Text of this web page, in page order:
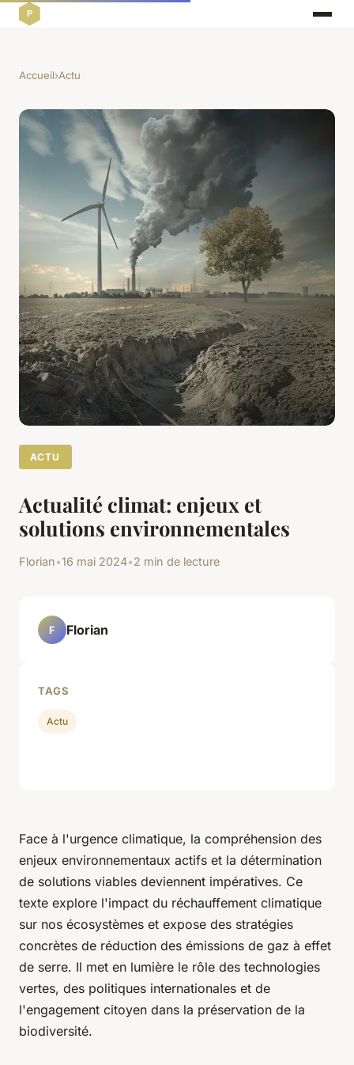
Accueil›Actu
ACTU
Actualité climat: enjeux et
solutions environnementales
Florian•16 mai 2024•2 min de lecture
Face à l'urgence climatique, la compréhension des
enjeux environnementaux actifs et la détermination
de solutions viables deviennent impératives. Ce
texte explore l'impact du réchauffement climatique
sur nos écosystèmes et expose des stratégies
concrètes de réduction des émissions de gaz à effet
de serre. Il met en lumière le rôle des technologies
vertes, des politiques internationales et de
l'engagement citoyen dans la préservation de la
biodiversité.
F Florian
TAGS
Actu